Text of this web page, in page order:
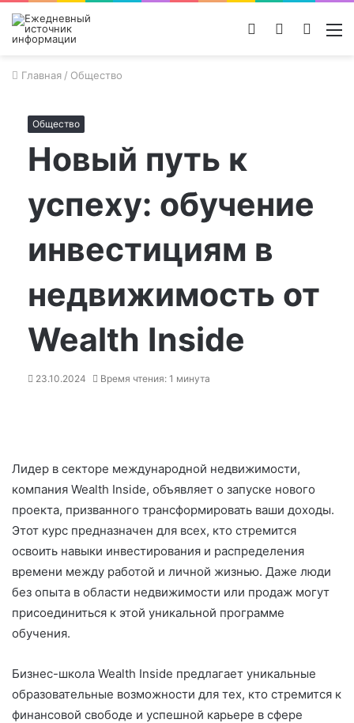
Поиск
Switch
Войти
Главная / Общество
Общество
Новый путь к
успеху: обучение
инвестициям в
недвижимость от
Wealth Inside
23.10.2024 Время чтения: 1 минута
Лидер в секторе международной недвижимости,
компания Wealth Inside, объявляет о запуске нового
проекта, призванного трансформировать ваши доходы.
Этот курс предназначен для всех, кто стремится
освоить навыки инвестирования и распределения
времени между работой и личной жизнью. Даже люди
без опыта в области недвижимости или продаж могут
присоединиться к этой уникальной программе
обучения.
Бизнес-школа Wealth Inside предлагает уникальные
образовательные возможности для тех, кто стремится к
финансовой свободе и успешной карьере в сфере